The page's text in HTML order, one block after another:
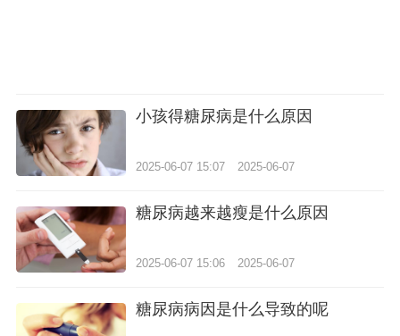
小孩得糖尿病是什么原因
2025-06-07 15:07 2025-06-07
糖尿病越来越瘦是什么原因
2025-06-07 15:06 2025-06-07
糖尿病病因是什么导致的呢